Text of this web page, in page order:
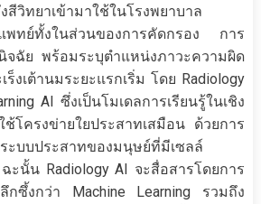
วิทยาเข้ามาใช้ในโรงพยาบาล
แพทย์ทั้งในส่วนของการคัดกรอง การ
จฉัย พร้อมระบุตำแหน่งภาวะความผิด
งเต้านมระยะแรกเริ่ม โดย Radiology
AI ซึ่งเป็นโมเดลการเรียนรู้ในเชิง
โครงข่ายใยประสาทเสมือน ด้วยการ
ะบบประสาทของมนุษย์ที่มีเซลล์
ะนั้น Radiology AI จะสื่อสารโดยการ
กซึ้งกว่า Machine Learning รวมถึง